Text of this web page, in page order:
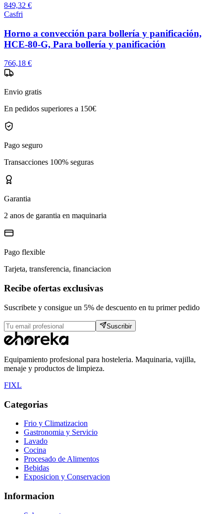
849,32 €
Casfri
Horno a convección para bollería y panificación,
HCE-80-G, Para bollería y panificación
766,18 €
Envio gratis
En pedidos superiores a 150€
Pago seguro
Transacciones 100% seguras
Garantia
2 anos de garantia en maquinaria
Pago flexible
Tarjeta, transferencia, financiacion
Recibe ofertas exclusivas
Suscribete y consigue un 5% de descuento en tu primer pedido
Suscribir
Equipamiento profesional para hosteleria. Maquinaria, vajilla,
menaje y productos de limpieza.
FIXL
Categorias
Frio y Climatizacion
Gastronomia y Servicio
Lavado
Cocina
Procesado de Alimentos
Bebidas
Exposicion y Conservacion
Informacion